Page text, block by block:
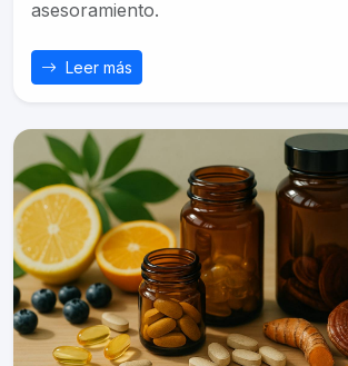
asesoramiento.
Leer más